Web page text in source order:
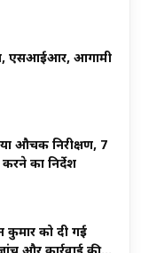
एसआईआर, आगामी
औचक निरीक्षण, 7
का निर्देश
कुमार को दी गई